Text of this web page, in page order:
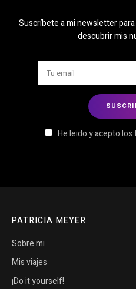
Suscríbete a mi newsletter
descubrir mis
He leido y acepto
PATRICIA MEYER
Sobre mi
Mis viajes
¡Do it yourself!